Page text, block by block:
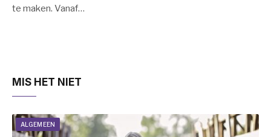
te maken. Vanaf…
MIS HET NIET
ALGEMEEN